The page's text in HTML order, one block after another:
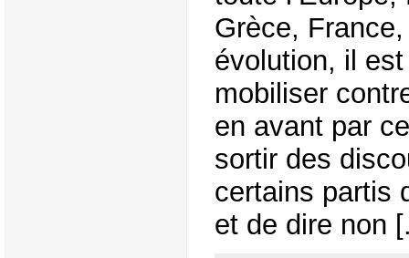
Grèce,
évolution, il
mobiliser
en avant par
sortir des
certains partis
et de dire non